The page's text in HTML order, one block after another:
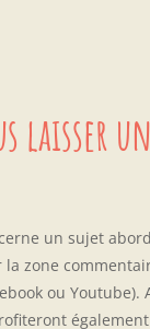
laisser
un sujet
zone
ou Youtube).